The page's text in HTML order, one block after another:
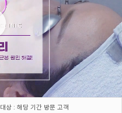
대상 : 해당 기간 방문 고객